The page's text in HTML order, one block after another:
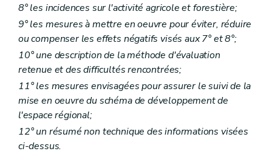
Art. 327
Sous-section 2 Des demandes ne nécessitant pas l'avis conforme du fonctionnaire délégué
Art. 328
Sous-section 3 Des modifications d'un permis de lotir
Art. 329
Chapitre XI (Des demandes de permis d'urbanisme, de permis de lotir et de certificats d'urbanisme soumises à une enquête publique et des modalités de ces enquêtes publiques
Section première
Des demandes de permis d'urbanisme, de permis de lotir et de certificats d'urbanisme soumises à une enquête publique
Art. 330
Art. 331
Section 2
Art. 332
Art. 333
8° les incidences sur l'activité agricole et forestière;
9° les mesures à mettre en oeuvre pour éviter, réduire
ou compenser les effets négatifs visés aux 7° et 8°;
10° une description de la méthode d'évaluation
retenue et des difficultés rencontrées;
11° les mesures envisagées pour assurer le suivi de la
mise en oeuvre du schéma de développement de
l'espace régional;
12° un résumé non technique des informations visées
ci-dessus.